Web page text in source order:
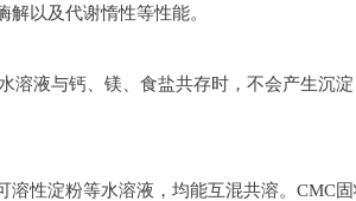
以及代谢惰性等性能。
与钙、镁、食盐共存时，不会产生沉
淀粉等水溶液，均能互混共溶。CMC